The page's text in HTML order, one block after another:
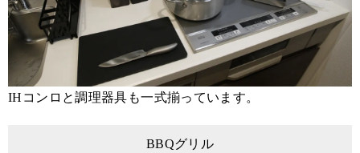
IHコンロと調理器具も一式揃っています。
BBQグリル